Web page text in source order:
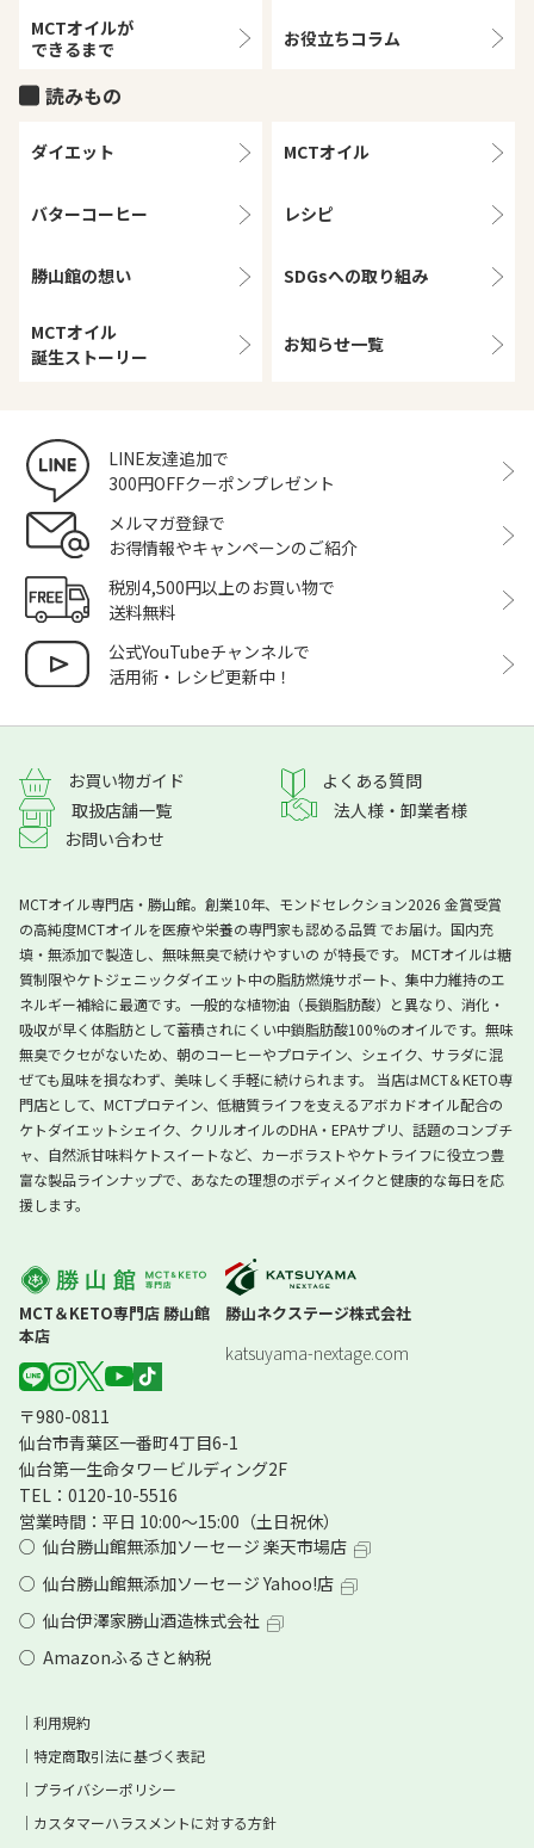
MCTオイルが
できるまで
お役立ちコラム
読みもの
ダイエット MCTオイル
バターコーヒー レシピ
勝山館の想い SDGsへの取り組み
MCTオイル
誕生ストーリー
お知らせ一覧
LINE友達追加で
300円OFFクーポンプレゼント
メルマガ登録で
お得情報やキャンペーンのご紹介
税別4,500円以上のお買い物で
送料無料
公式YouTubeチャンネルで
活用術・レシピ更新中！
お買い物ガイド
よくある質問
取扱店舗一覧
法人様・卸業者様
お問い合わせ
MCTオイル専門店・勝山館。創業10年、モンドセレクション2026 金賞受賞
の高純度MCTオイルを医療や栄養の専門家も認める品質 でお届け。国内充
填・無添加で製造し、無味無臭で続けやすいの が特長です。 MCTオイルは糖
質制限やケトジェニックダイエット中の脂肪燃焼サポート、集中力維持のエ
ネルギー補給に最適です。一般的な植物油（長鎖脂肪酸）と異なり、消化・
吸収が早く体脂肪として蓄積されにくい中鎖脂肪酸100%のオイルです。無味
無臭でクセがないため、朝のコーヒーやプロテイン、シェイク、サラダに混
ぜても風味を損なわず、美味しく手軽に続けられます。 当店はMCT＆KETO専
門店として、MCTプロテイン、低糖質ライフを支えるアボカドオイル配合の
ケトダイエットシェイク、クリルオイルのDHA・EPAサプリ、話題のコンブチ
ャ、自然派甘味料ケトスイートなど、カーボラストやケトライフに役立つ豊
富な製品ラインナップで、あなたの理想のボディメイクと健康的な毎日を応
援します。
MCT＆KETO専門店 勝山館
本店
勝山ネクステージ株式会社
katsuyama-nextage.com
〒980-0811
仙台市青葉区一番町4丁目6-1
仙台第一生命タワービルディング2F
TEL：0120-10-5516
営業時間：平日 10:00～15:00（土日祝休）
仙台勝山館無添加ソーセージ 楽天市場店
仙台勝山館無添加ソーセージ Yahoo!店
仙台伊澤家勝山酒造株式会社
Amazonふるさと納税
利用規約
特定商取引法に基づく表記
プライバシーポリシー
カスタマーハラスメントに対する方針